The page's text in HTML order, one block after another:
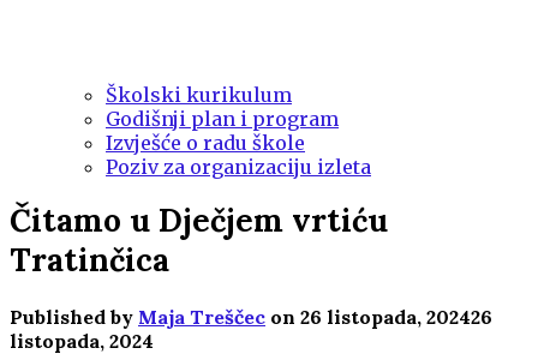
Školski kurikulum
Godišnji plan i program
Izvješće o radu škole
Poziv za organizaciju izleta
Čitamo u Dječjem vrtiću
Tratinčica
Published by Maja Treščec on 26 listopada, 202426
listopada, 2024